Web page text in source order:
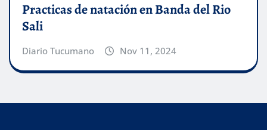
Practicas de natación en Banda del Rio
Sali
Diario Tucumano Nov 11, 2024